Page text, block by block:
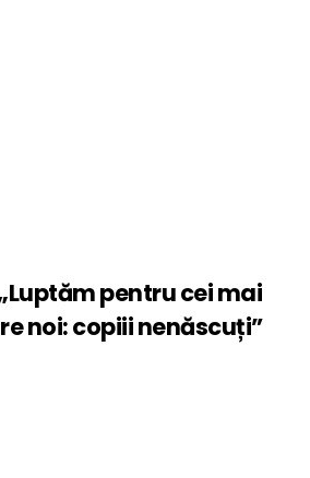
pentru cei mai
noi: copiii nenăscuți”